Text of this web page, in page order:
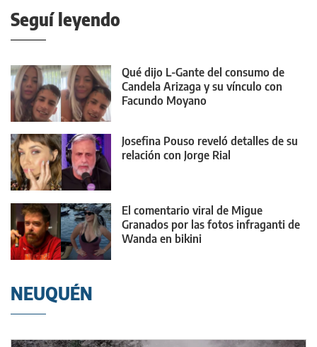
Seguí leyendo
Qué dijo L-Gante del consumo de
Candela Arizaga y su vínculo con
Facundo Moyano
Josefina Pouso reveló detalles de su
relación con Jorge Rial
El comentario viral de Migue
Granados por las fotos infraganti de
Wanda en bikini
NEUQUÉN